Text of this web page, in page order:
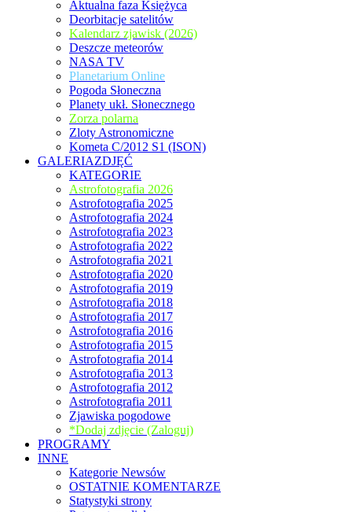
Aktualna faza Księżyca
Deorbitacje satelitów
Kalendarz zjawisk (2026)
Deszcze meteorów
NASA TV
Planetarium Online
Pogoda Słoneczna
Planety ukł. Słonecznego
Zorza polarna
Zloty Astronomiczne
Kometa C/2012 S1 (ISON)
GALERIAZDJĘĆ
KATEGORIE
Astrofotografia 2026
Astrofotografia 2025
Astrofotografia 2024
Astrofotografia 2023
Astrofotografia 2022
Astrofotografia 2021
Astrofotografia 2020
Astrofotografia 2019
Astrofotografia 2018
Astrofotografia 2017
Astrofotografia 2016
Astrofotografia 2015
Astrofotografia 2014
Astrofotografia 2013
Astrofotografia 2012
Astrofotografia 2011
Zjawiska pogodowe
*Dodaj zdjęcie (Zaloguj)
PROGRAMY
INNE
Kategorie Newsów
OSTATNIE KOMENTARZE
Statystyki strony